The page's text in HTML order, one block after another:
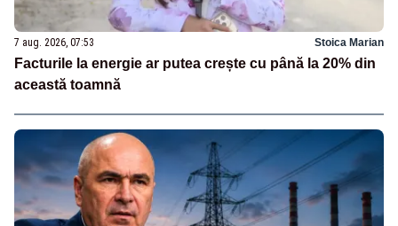
7 aug. 2026, 07:53 Stoica Marian
Facturile la energie ar putea crește cu până la 20% din
această toamnă